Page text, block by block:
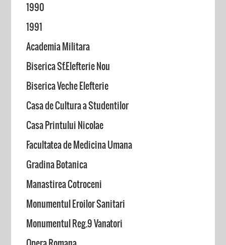
1990
1991
Academia Militara
Biserica Sf.Elefterie Nou
Biserica Veche Elefterie
Casa de Cultura a Studentilor
Casa Printului Nicolae
Facultatea de Medicina Umana
Gradina Botanica
Manastirea Cotroceni
Monumentul Eroilor Sanitari
Monumentul Reg.9 Vanatori